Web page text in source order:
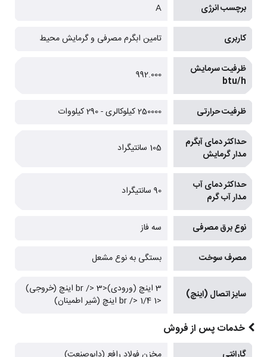
برچسب انرژی A
کاربری تامین ابگرم مصرفی و گرمایش محیط
ظرفیت سرمایش
btu/h
992.000
ظرفیت حرارتی 250000 کیلوکالری - 290 کیلووات
حداکثر دمای آبگرم
مدار گرمایش
105 سانتیگراد
حداکثر دمای آب
مدار آب گرم
90 سانتیگراد
نوع برق مصرفی سه فاز
مصرف سوخت بستگی به نوع مشعل
سایز اتصال (اینچ)
3 اینچ (ورودی)<br /> 3 اینچ (خروجی)
<br /> 1/4 1 اینچ (شیر اطمینان)
خدمات پس از فروش